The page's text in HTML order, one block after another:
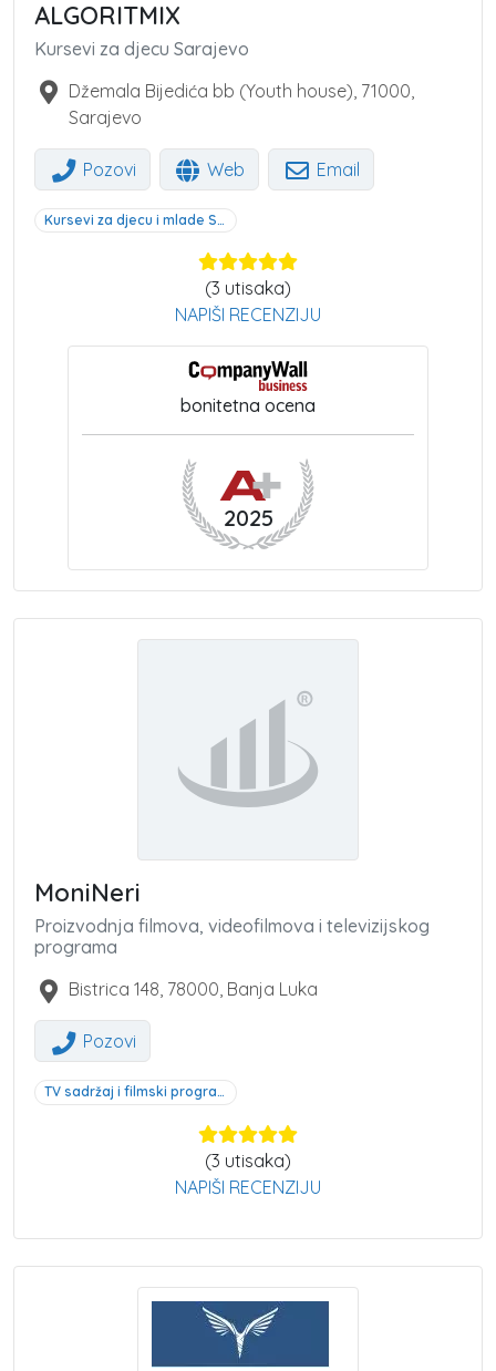
ALGORITMIX
Kursevi za djecu Sarajevo
Džemala Bijedića bb (Youth house) 71000
Sarajevo
Pozovi Web Email
Kursevi za djecu i mlade Sarajevo
(3 utisaka)
NAPIŠI RECENZIJU
bonitetna ocena
2025
MoniNeri
Proizvodnja filmova, videofilmova i televizijskog
programa
Bistrica 148, 78000, Banja Luka
Pozovi
TV sadržaj i filmski program Banja Luka
(3 utisaka)
NAPIŠI RECENZIJU